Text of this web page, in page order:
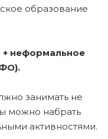
образование
неформальное
занимать не
можно набрать
активностями.